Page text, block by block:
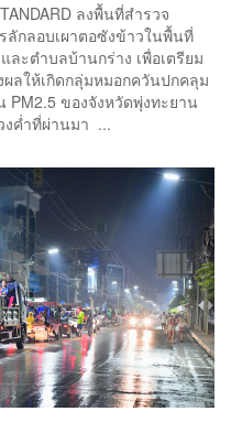
ลงพื้นที่สำรวจ
ลักลอบเผาตอซังข้าวในพื้นที่
ะตำบลบ้านกร่าง เพื่อเตรียม
ลให้เกิดกลุ่มหมอกควันปกคลุม
PM2.5 ของจังหวัดพุ่งทะยาน
งค่ำที่ผ่านมา ...